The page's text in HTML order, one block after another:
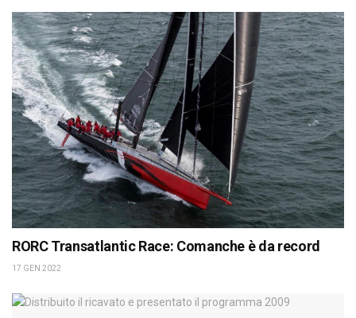
RORC Transatlantic Race: Comanche è da record
17 GEN 2022